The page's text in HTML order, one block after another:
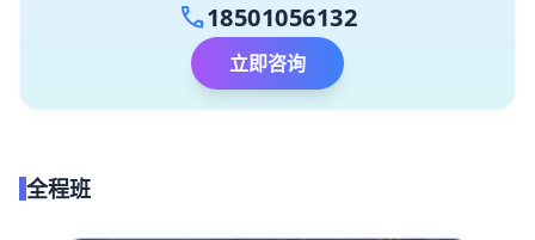
call18501056132
立即咨询
全程班